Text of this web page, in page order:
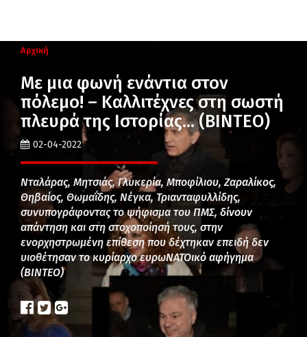
Αρχική
Με μια φωνή ενάντια στον
πόλεμο! – Καλλιτέχνες στη σωστή
πλευρά της Ιστορίας… (ΒΙΝΤΕΟ)
02-04-2022
Νταλάρας, Μητσιάς, Γλυκερία, Μποφίλιου, Ζαραλίκος,
Θηβαίος, Θωμαΐδης, Νέγκα, Τριανταφυλλίδης,
συνυπογράφοντας το ψήφισμα του ΠΜΣ, δίνουν
απάντηση και στη στοχοποίησή τους, στην
ενορχηστρωμένη επίθεση που δέχτηκαν επειδή δεν
υιοθέτησαν το κυρίαρχο ευρωΝΑΤΟικό αφήγημα
(ΒΙΝΤΕΟ)